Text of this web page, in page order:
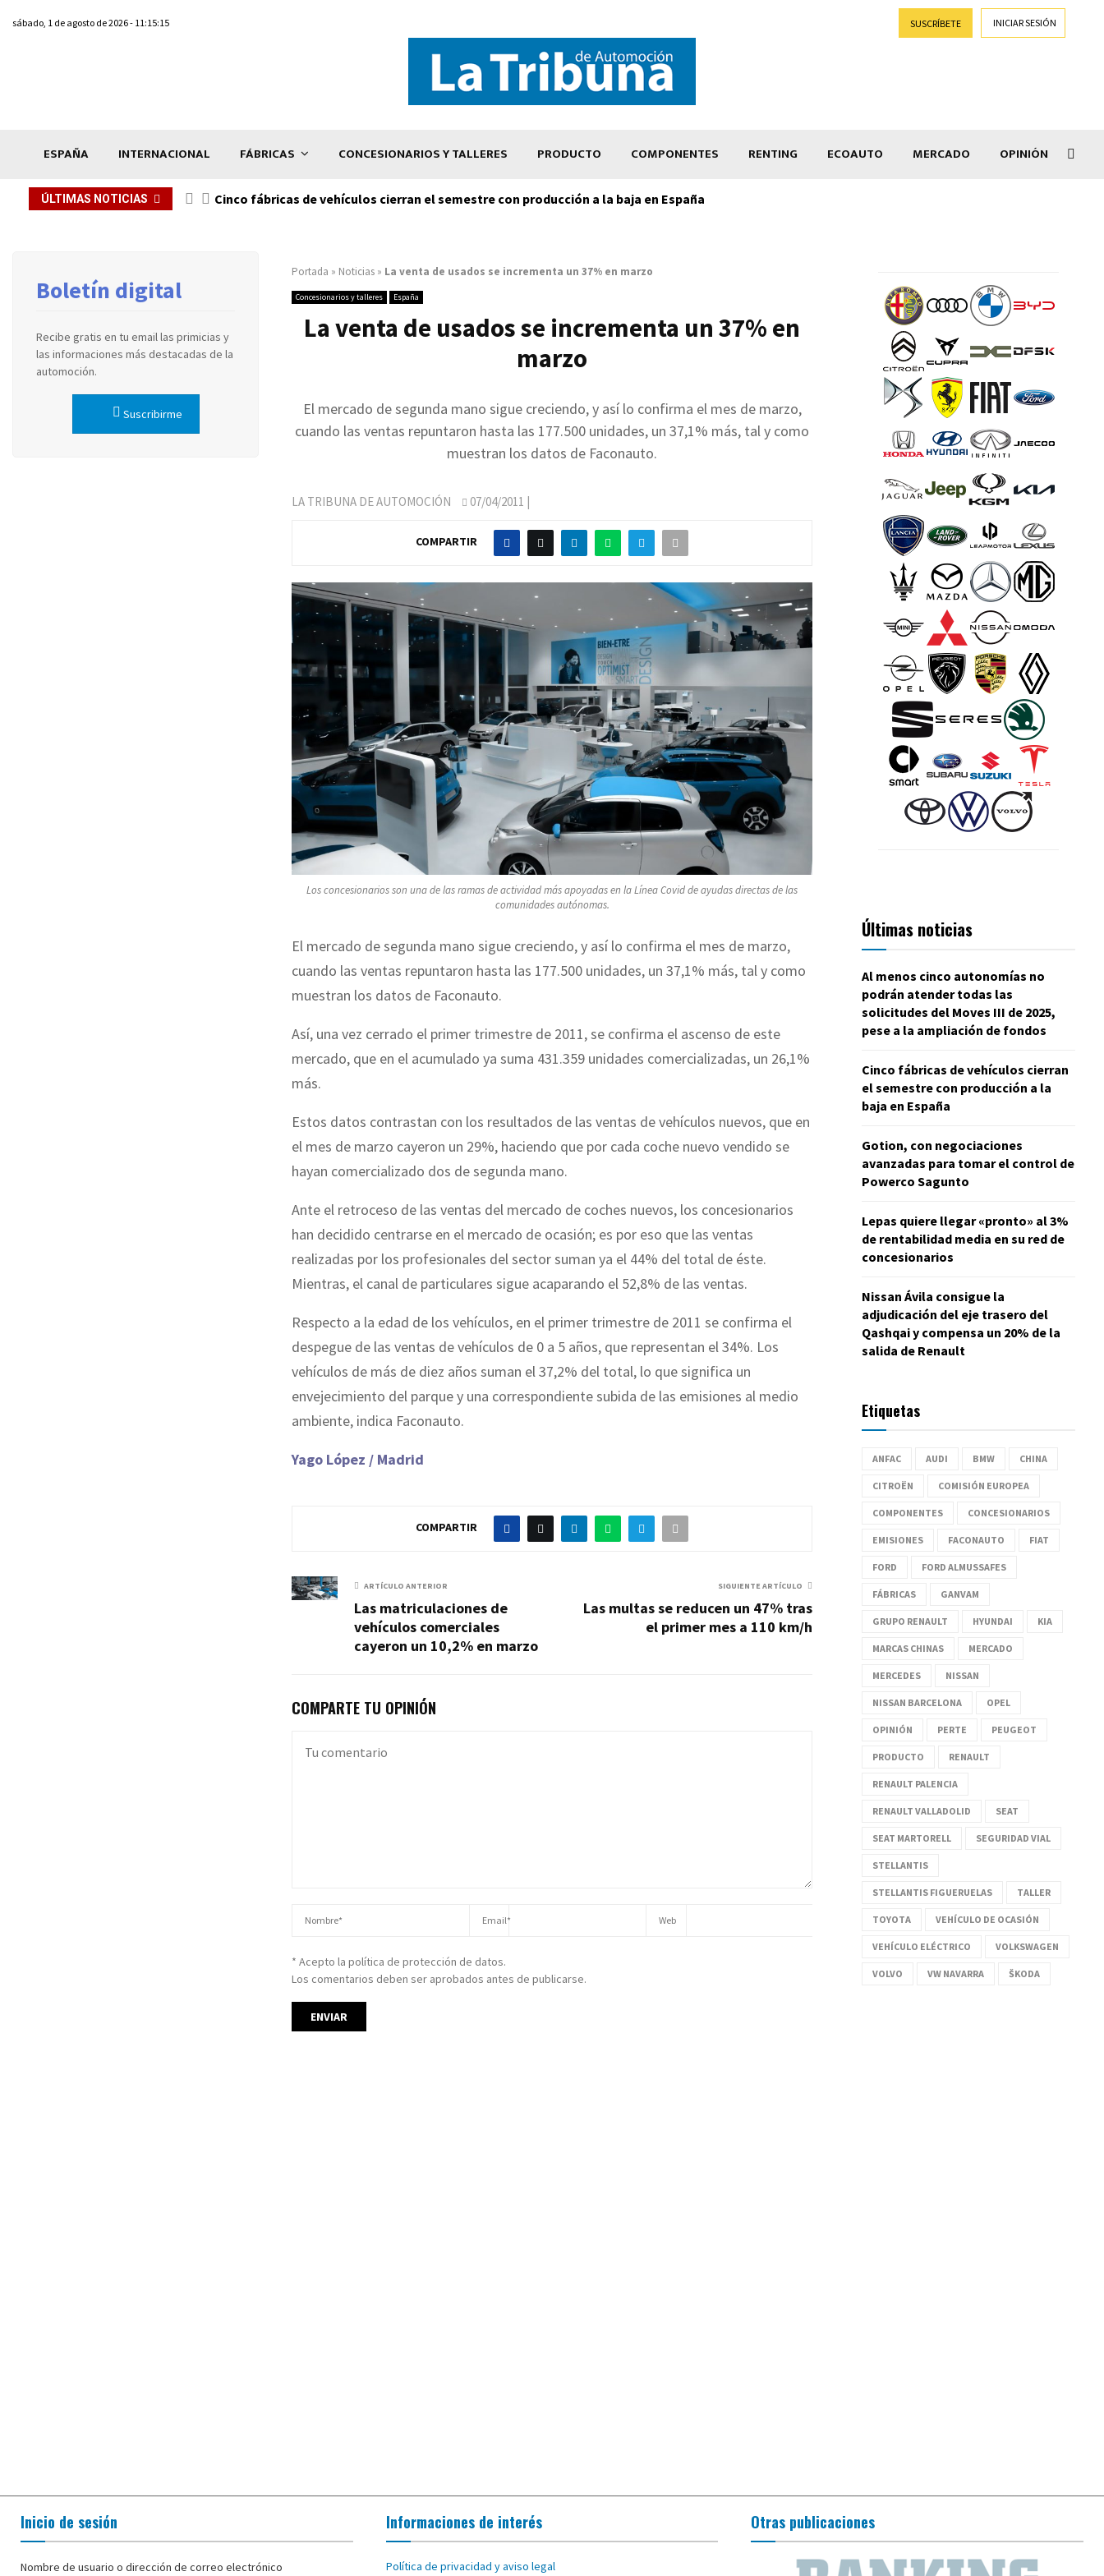
sábado, 1 de agosto de 2026 - 11:15:15 SUSCRÍBETE INICIAR SESIÓN
ESPAÑA INTERNACIONAL FÁBRICAS CONCESIONARIOS Y TALLERES PRODUCTO COMPONENTES RENTING ECOAUTO MERCADO OPINIÓN
ÚLTIMAS NOTICIAS Cinco fábricas de vehículos cierran el semestre con producción a la baja en España
Portada » Noticias » La venta de usados se incrementa un 37% en marzo
Concesionarios y talleres España
La venta de usados se incrementa un 37% en
marzo
El mercado de segunda mano sigue creciendo, y así lo confirma el mes de marzo,
cuando las ventas repuntaron hasta las 177.500 unidades, un 37,1% más, tal y como
muestran los datos de Faconauto.
LA TRIBUNA DE AUTOMOCIÓN 07/04/2011 |
COMPARTIR
Los concesionarios son una de las ramas de actividad más apoyadas en la Línea Covid de ayudas directas de las
comunidades autónomas.
El mercado de segunda mano sigue creciendo, y así lo confirma el mes de marzo,
cuando las ventas repuntaron hasta las 177.500 unidades, un 37,1% más, tal y como
muestran los datos de Faconauto.
Así, una vez cerrado el primer trimestre de 2011, se confirma el ascenso de este
mercado, que en el acumulado ya suma 431.359 unidades comercializadas, un 26,1%
más.
Estos datos contrastan con los resultados de las ventas de vehículos nuevos, que en
el mes de marzo cayeron un 29%, haciendo que por cada coche nuevo vendido se
hayan comercializado dos de segunda mano.
Ante el retroceso de las ventas del mercado de coches nuevos, los concesionarios
han decidido centrarse en el mercado de ocasión; es por eso que las ventas
realizadas por los profesionales del sector suman ya el 44% del total de éste.
Mientras, el canal de particulares sigue acaparando el 52,8% de las ventas.
Respecto a la edad de los vehículos, en el primer trimestre de 2011 se confirma el
despegue de las ventas de vehículos de 0 a 5 años, que representan el 34%. Los
vehículos de más de diez años suman el 37,2% del total, lo que significa un
envejecimiento del parque y una correspondiente subida de las emisiones al medio
ambiente, indica Faconauto.
Yago López / Madrid
COMPARTIR
ARTÍCULO ANTERIOR
Las matriculaciones de
vehículos comerciales
cayeron un 10,2% en marzo
SIGUIENTE ARTÍCULO
Las multas se reducen un 47% tras
el primer mes a 110 km/h
COMPARTE TU OPINIÓN
* Acepto la política de protección de datos.
Los comentarios deben ser aprobados antes de publicarse.
Boletín digital
Recibe gratis en tu email las primicias y
las informaciones más destacadas de la
automoción.
Suscribirme
Últimas noticias
Al menos cinco autonomías no
podrán atender todas las
solicitudes del Moves III de 2025,
pese a la ampliación de fondos
Cinco fábricas de vehículos cierran
el semestre con producción a la
baja en España
Gotion, con negociaciones
avanzadas para tomar el control de
Powerco Sagunto
Lepas quiere llegar «pronto» al 3%
de rentabilidad media en su red de
concesionarios
Nissan Ávila consigue la
adjudicación del eje trasero del
Qashqai y compensa un 20% de la
salida de Renault
Etiquetas
ANFAC AUDI BMW CHINA
CITROËN COMISIÓN EUROPEA
COMPONENTES CONCESIONARIOS
EMISIONES FACONAUTO FIAT
FORD FORD ALMUSSAFES
FÁBRICAS GANVAM
GRUPO RENAULT HYUNDAI KIA
MARCAS CHINAS MERCADO
MERCEDES NISSAN
NISSAN BARCELONA OPEL
OPINIÓN PERTE PEUGEOT
PRODUCTO RENAULT
RENAULT PALENCIA
RENAULT VALLADOLID SEAT
SEAT MARTORELL SEGURIDAD VIAL
STELLANTIS
STELLANTIS FIGUERUELAS TALLER
TOYOTA VEHÍCULO DE OCASIÓN
VEHÍCULO ELÉCTRICO VOLKSWAGEN
VOLVO VW NAVARRA ŠKODA
Inicio de sesión
Nombre de usuario o dirección de correo electrónico
Informaciones de interés
Política de privacidad y aviso legal
Otras publicaciones